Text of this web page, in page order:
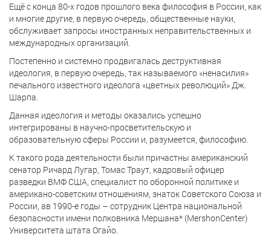
Ещё с конца 80-х годов прошлого века философия в России, как
и многие другие, в первую очередь, общественные науки,
обслуживает запросы иностранных неправительственных и
международных организаций.
Постепенно и системно продвигалась деструктивная
идеология, в первую очередь, так называемого «ненасилия»
печального известного идеолога «цветных революций» Дж.
Шарпа.
Данная идеология и методы оказались успешно
интегрированы в научно-просветительскую и
образовательную сферы России и, разумеется, философию.
К такого рода деятельности были причастны американский
сенатор Ричард Лугар, Томас Траут, кадровый офицер
разведки ВМФ США, специалист по оборонной политике и
американо-советским отношениям, знаток Советского Союза и
России, ав 1990-е годы – сотрудник Центра национальной
безопасности имени полковника Мершана* (MershonCenter)
Университета штата Огайо.